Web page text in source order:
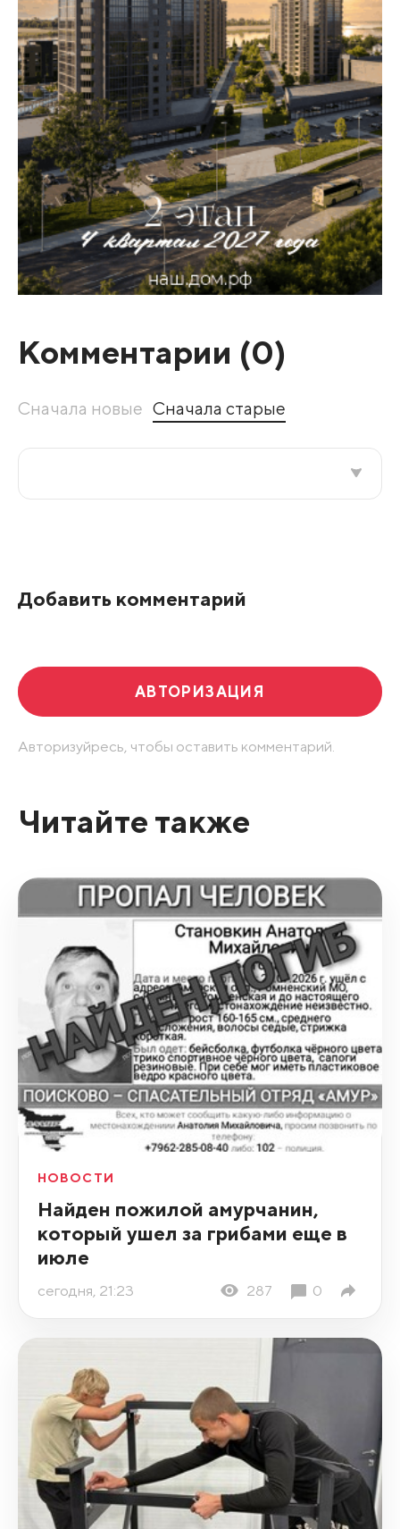
Комментарии (0)
Сначала новые Сначала старые
Добавить комментарий
АВТОРИЗАЦИЯ
Авторизуйресь, чтобы оставить комментарий.
Читайте также
НОВОСТИ
Найден пожилой амурчанин,
который ушел за грибами еще в
июле
сегодня, 21:23 287 0